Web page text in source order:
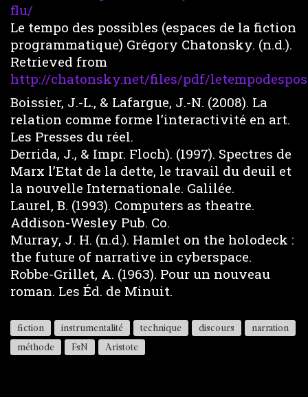
flu/
Le tempo des possibles (espaces de la fiction
programmatique) Grégory Chatonsky. (n.d.).
Retrieved from
http://chatonsky.net/files/pdf/
Boissier, J.-L., & Lafargue, J.-N. (2008). La
relation comme forme l’interactivité en art.
Les Presses du réel.
Derrida, J., & Impr. Floch). (1997). Spectres de
Marx l’Etat de la dette, le travail du deuil et
la nouvelle Internationale. Galilée.
Laurel, B. (1993). Computers as theatre.
Addison-Wesley Pub. Co.
Murray, J. H. (n.d.). Hamlet on the holodeck :
the future of narrative in cyberspace.
Robbe-Grillet, A. (1963). Pour un nouveau
roman. Les Éd. de Minuit.
fiction instrumentalité technique discours
narration
méthode
FsN Aristote